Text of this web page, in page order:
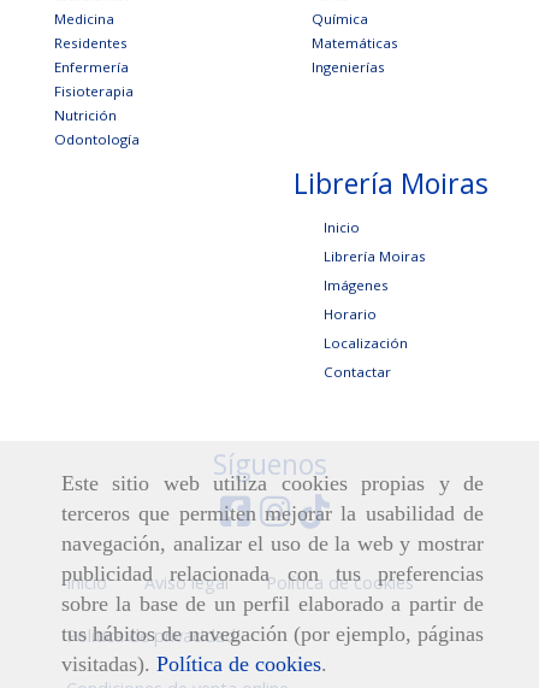
Este sitio web utiliza cookies propias y de
terceros que permiten mejorar la usabilidad de
navegación, analizar el uso de la web y mostrar
publicidad relacionada con tus preferencias
sobre la base de un perfil elaborado a partir de
tus hábitos de navegación (por ejemplo, páginas
visitadas). Política de cookies.
Medicina
Residentes
Enfermería
Fisioterapia
Nutrición
Odontología
Química
Matemáticas
Ingenierías
Librería Moiras
Inicio
Librería Moiras
Imágenes
Horario
Localización
Contactar
Síguenos
Inicio Aviso legal Política de cookies
Política de privacidad